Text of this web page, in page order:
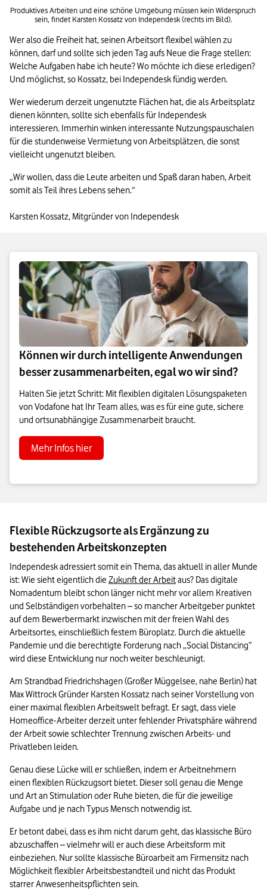
Produktives Arbeiten und eine schöne Umgebung müssen kein Widerspruch
sein, findet Karsten Kossatz von Independesk (rechts im Bild).
Wer also die Freiheit hat, seinen Arbeitsort flexibel wählen zu
können, darf und sollte sich jeden Tag aufs Neue die Frage stellen:
Welche Aufgaben habe ich heute? Wo möchte ich diese erledigen?
Und möglichst, so Kossatz, bei Independesk fündig werden.
Wer wiederum derzeit ungenutzte Flächen hat, die als Arbeitsplatz
dienen könnten, sollte sich ebenfalls für Independesk
interessieren. Immerhin winken interessante Nutzungspauschalen
für die stundenweise Vermietung von Arbeitsplätzen, die sonst
vielleicht ungenutzt bleiben.
„Wir wollen, dass die Leute arbeiten und Spaß daran haben, Arbeit
somit als Teil ihres Lebens sehen.“
Karsten Kossatz, Mitgründer von Independesk
Können wir durch intelligente Anwendungen
besser zusammenarbeiten, egal wo wir sind?
Halten Sie jetzt Schritt: Mit flexiblen digitalen Lösungspaketen
von Vodafone hat Ihr Team alles, was es für eine gute, sichere
und ortsunabhängige Zusammenarbeit braucht.
Mehr Infos hier
Flexible Rückzugsorte als Ergänzung zu
bestehenden Arbeitskonzepten
Independesk adressiert somit ein Thema, das aktuell in aller Munde
ist: Wie sieht eigentlich die Zukunft der Arbeit aus? Das digitale
Nomadentum bleibt schon länger nicht mehr vor allem Kreativen
und Selbständigen vorbehalten – so mancher Arbeitgeber punktet
auf dem Bewerbermarkt inzwischen mit der freien Wahl des
Arbeitsortes, einschließlich festem Büroplatz. Durch die aktuelle
Pandemie und die berechtigte Forderung nach „Social Distancing”
wird diese Entwicklung nur noch weiter beschleunigt.
Am Strandbad Friedrichshagen (Großer Müggelsee, nahe Berlin) hat
Max Wittrock Gründer Karsten Kossatz nach seiner Vorstellung von
einer maximal flexiblen Arbeitswelt befragt. Er sagt, dass viele
Homeoffice-Arbeiter derzeit unter fehlender Privatsphäre während
der Arbeit sowie schlechter Trennung zwischen Arbeits- und
Privatleben leiden.
Genau diese Lücke will er schließen, indem er Arbeitnehmern
einen flexiblen Rückzugsort bietet. Dieser soll genau die Menge
und Art an Stimulation oder Ruhe bieten, die für die jeweilige
Aufgabe und je nach Typus Mensch notwendig ist.
Er betont dabei, dass es ihm nicht darum geht, das klassische Büro
abzuschaffen – vielmehr will er auch diese Arbeitsform mit
einbeziehen. Nur sollte klassische Büroarbeit am Firmensitz nach
Möglichkeit flexibler Arbeitsbestandteil und nicht das Produkt
starrer Anwesenheitspflichten sein.